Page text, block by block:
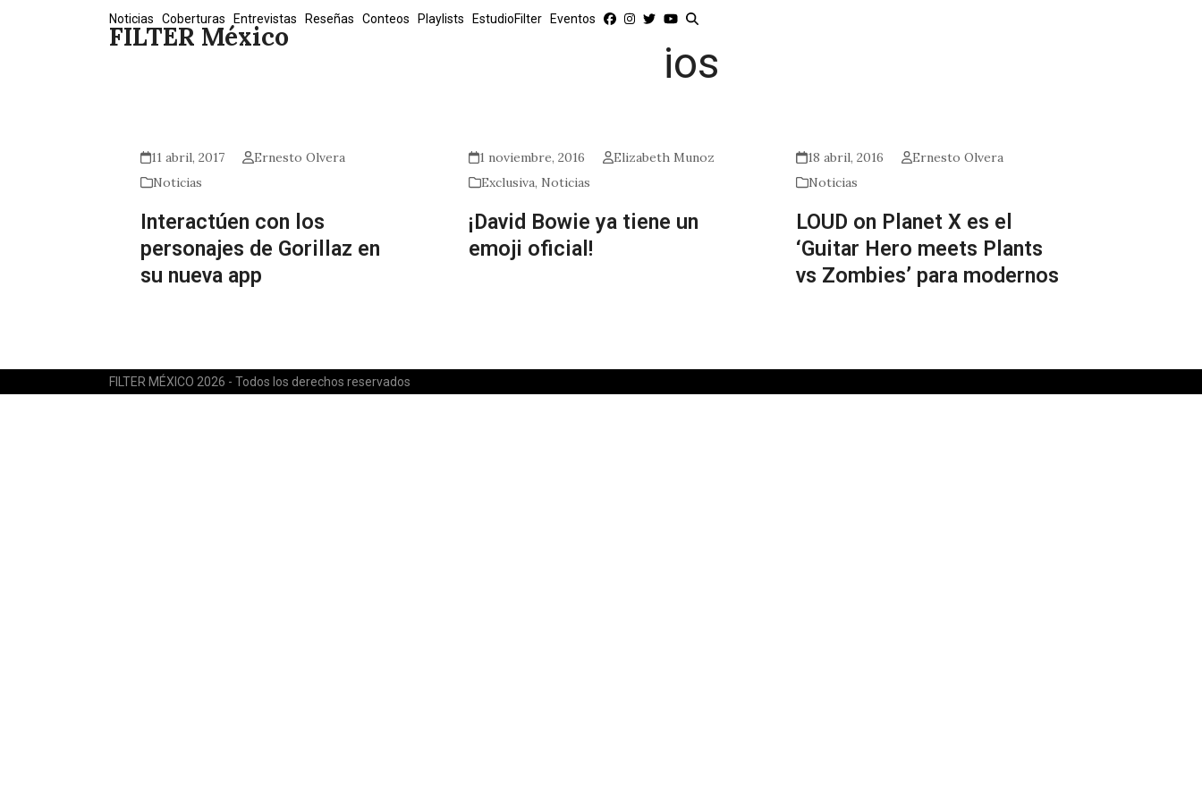
FILTER México
Noticias Coberturas Entrevistas Reseñas Conteos Playlists EstudioFilter Eventos
ios
11 abril, 2017
Ernesto Olvera
Noticias
Interactúen con los
personajes de Gorillaz en
su nueva app
1 noviembre, 2016
Elizabeth Munoz
Exclusiva, Noticias
¡David Bowie ya tiene un
emoji oficial!
18 abril, 2016
Ernesto Olvera
Noticias
LOUD on Planet X es el
‘Guitar Hero meets Plants
vs Zombies’ para modernos
FILTER MÉXICO 2026 - Todos los derechos reservados